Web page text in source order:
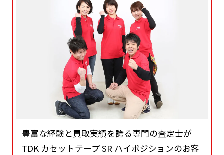
豊富な経験と買取実績を誇る専門の査定士が
TDK カセットテープ SR ハイポジションのお客